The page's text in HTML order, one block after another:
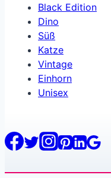
Black Edition
Dino
Süß
Katze
Vintage
Einhorn
Unisex